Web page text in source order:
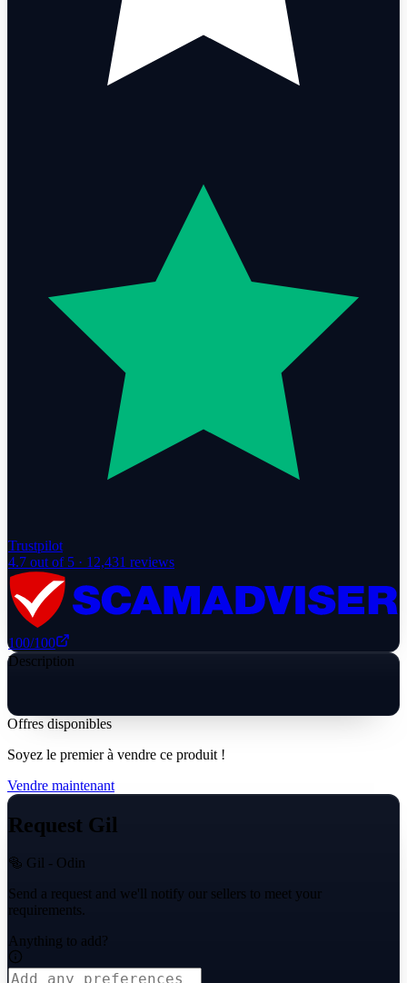
Trustpilot
4.7 out of 5 · 12,431 reviews
100/100
Description
Offres disponibles
Soyez le premier à vendre ce produit !
Vendre maintenant
Request Gil
🥯 Gil - Odin
Send a request and we'll notify our sellers to meet your
requirements.
Anything to add?